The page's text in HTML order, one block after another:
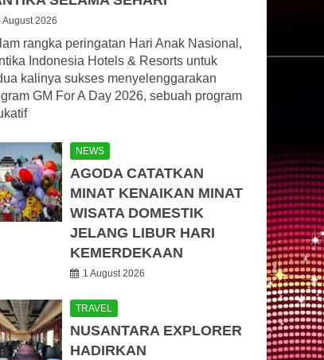
August 2026
rangka peringatan Hari Anak Nasional,
Indonesia Hotels & Resorts untuk
kalinya sukses menyelenggarakan
GM For A Day 2026, sebuah program
NEWS
AGODA CATATKAN
MINAT KENAIKAN MINAT
WISATA DOMESTIK
JELANG LIBUR HARI
KEMERDEKAAN
1 August 2026
TRAVEL
NUSANTARA EXPLORER
HADIRKAN